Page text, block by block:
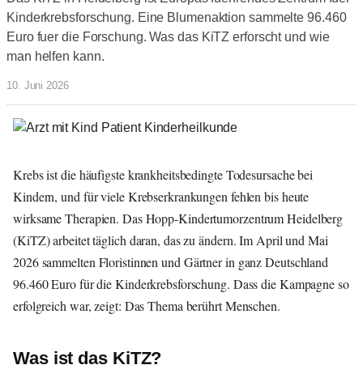
Kinderkrebsforschung. Eine Blumenaktion sammelte 96.460
Euro fuer die Forschung. Was das KiTZ erforscht und wie
man helfen kann.
10. Juni 2026
Krebs ist die häufigste krankheitsbedingte Todesursache bei
Kindern, und für viele Krebserkrankungen fehlen bis heute
wirksame Therapien. Das Hopp-Kindertumorzentrum Heidelberg
(KiTZ) arbeitet täglich daran, das zu ändern. Im April und Mai
2026 sammelten Floristinnen und Gärtner in ganz Deutschland
96.460 Euro für die Kinderkrebsforschung. Dass die Kampagne so
erfolgreich war, zeigt: Das Thema berührt Menschen.
Was ist das KiTZ?